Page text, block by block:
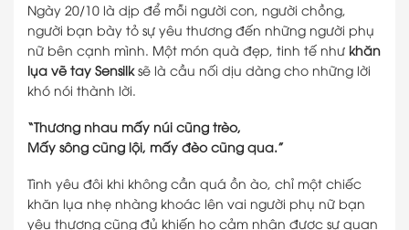
Ngày 20/10 là dịp để mỗi người con, người chồng,
người bạn bày tỏ sự yêu thương đến những người phụ
nữ bên cạnh mình. Một món quà đẹp, tinh tế như khăn
lụa vẽ tay Sensilksẽ là cầu nối dịu dàng cho những lời
khó nói thành lời.
“Thương nhau mấy núi cũng trèo,
Mấy sông cũng lội, mấy đèo cũng qua.”
Tình yêu đôi khi không cần quá ồn ào, chỉ một chiếc
khăn lụa nhẹ nhàng khoác lên vai người phụ nữ bạn
yêu thương cũng đủ khiến họ cảm nhận được sự quan